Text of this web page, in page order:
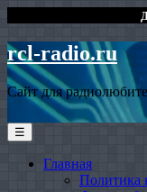
rcl-radio.ru
Сайт для
☰
Главная
Политика